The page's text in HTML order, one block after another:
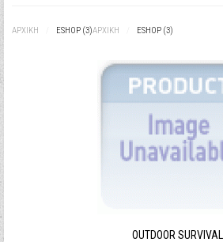
ΑΡΧΙΚΉ ESHOP (3)ΑΡΧΙΚΉ ESHOP (3)
OUTDOOR SURVIVAL
Κωδικός
Να με θυμάσαι